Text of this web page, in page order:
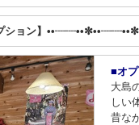
ション】••┈┈••✼••┈┈••✼
■オ
大島
しい
昔な